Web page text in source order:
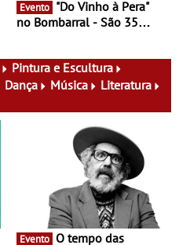
Evento
no Bombarral - São 35
experiências
Pintura e Escultura
Dança Música
Literatura
Evento